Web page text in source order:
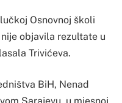
Osnovnoj školi
objavila rezultate u
Trivićeva.
BiH, Nenad